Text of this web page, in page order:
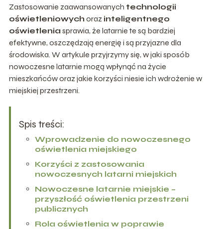
Zastosowanie zaawansowanych technologii
oświetleniowych oraz inteligentnego
oświetlenia sprawia, że latarnie te są bardziej
efektywne, oszczędzają energię i są przyjazne dla
środowiska. W artykule przyjrzymy się, w jaki sposób
nowoczesne latarnie mogą wpłynąć na życie
mieszkańców oraz jakie korzyści niesie ich wdrożenie w
miejskiej przestrzeni.
Spis treści:
Wprowadzenie do nowoczesnego
oświetlenia miejskiego
Korzyści z zastosowania
nowoczesnych latarni miejskich
Nowoczesne latarnie miejskie –
przyszłość oświetlenia przestrzeni
publicznych
Rola oświetlenia w poprawie